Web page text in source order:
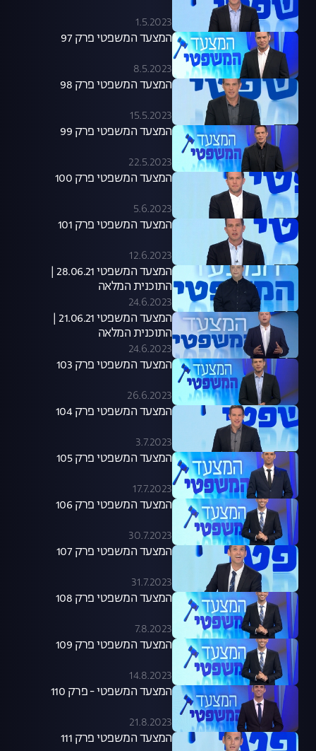
1.5.2023
המצעד המשפטי פרק 97
8.5.2023
המצעד המשפטי פרק 98
15.5.2023
המצעד המשפטי פרק 99
22.5.2023
המצעד המשפטי פרק 100
5.6.2023
המצעד המשפטי פרק 101
12.6.2023
המצעד המשפטי 28.06.21 |
התוכנית המלאה
24.6.2023
המצעד המשפטי 21.06.21 |
התוכנית המלאה
24.6.2023
המצעד המשפטי פרק 103
26.6.2023
המצעד המשפטי פרק 104
3.7.2023
המצעד המשפטי פרק 105
17.7.2023
המצעד המשפטי פרק 106
30.7.2023
המצעד המשפטי פרק 107
31.7.2023
המצעד המשפטי פרק 108
7.8.2023
המצעד המשפטי פרק 109
14.8.2023
המצעד המשפטי - פרק 110
21.8.2023
המצעד המשפטי פרק 111